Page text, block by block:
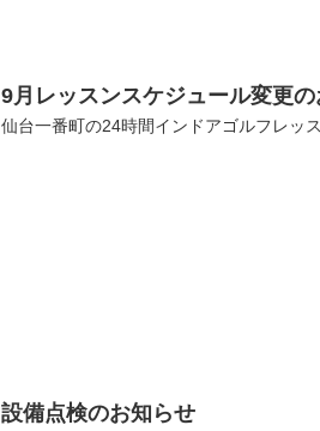
9月レッスンスケジュール変更
仙台一番町の24時間インドアゴルフレッ
設備点検のお知らせ